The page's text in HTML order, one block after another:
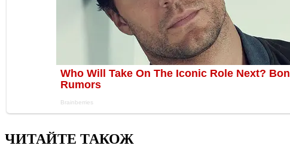
ЧИТАЙТЕ ТАКОЖ